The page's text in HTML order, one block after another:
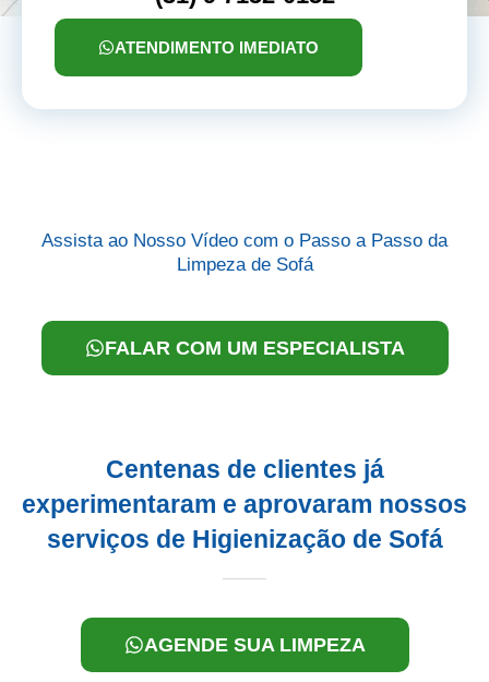
ATENDIMENTO IMEDIATO
Assista ao Nosso Vídeo com o Passo a Passo da
Limpeza de Sofá
FALAR COM UM ESPECIALISTA
Centenas de clientes já
experimentaram e aprovaram nossos
serviços de Higienização de Sofá
AGENDE SUA LIMPEZA